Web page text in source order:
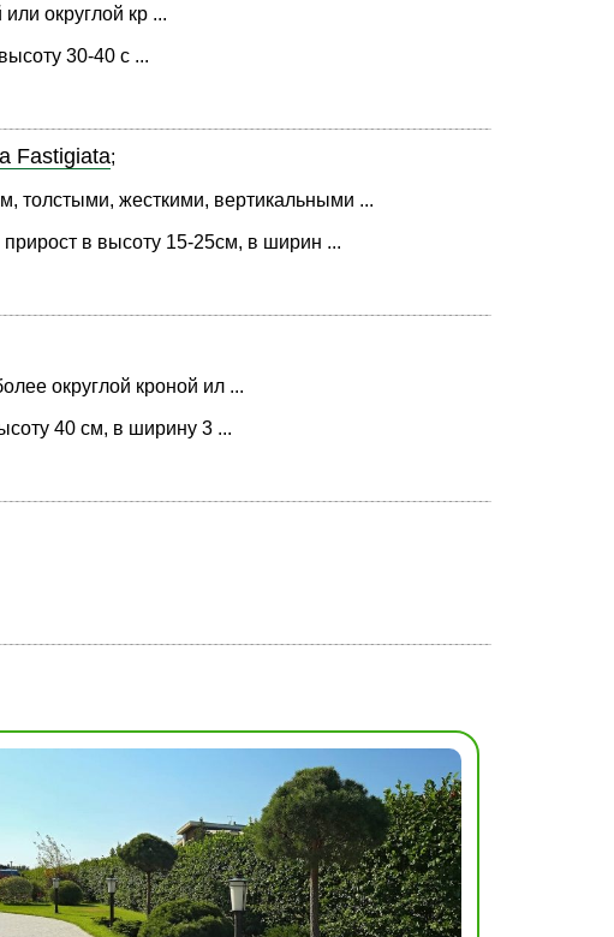
округлой кр ...
30-40 с ...
Fastigiata;
толстыми, жесткими, вертикальными ...
в высоту 15-25см, в ширин ...
округлой кроной ил ...
40 см, в ширину 3 ...